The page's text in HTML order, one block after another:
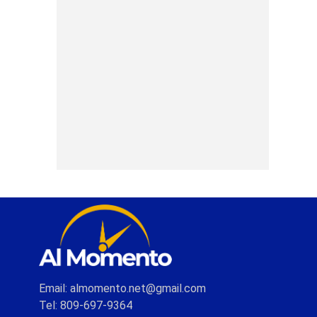
Email: almomento.net@gmail.com
Tel: 809-697-9364